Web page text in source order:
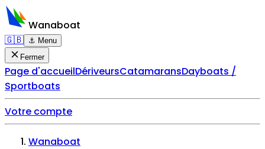
Wanaboat
🇬🇧 ⚓ Menu
Fermer
Page d'accueilDériveursCatamaransDayboats /
Sportboats
Votre compte
Wanaboat